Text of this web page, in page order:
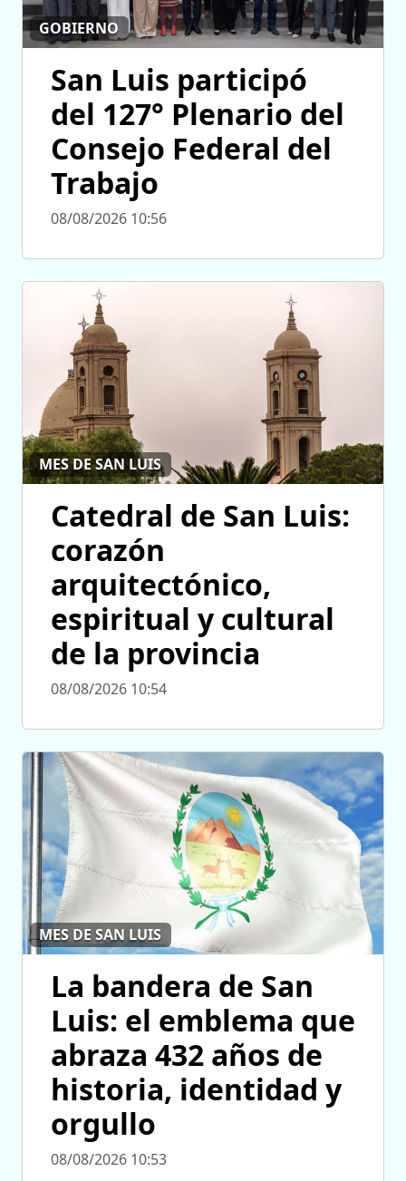
GOBIERNO
San Luis participó
del 127° Plenario del
Consejo Federal del
Trabajo
08/08/2026 10:56
MES DE SAN LUIS
Catedral de San Luis:
corazón
arquitectónico,
espiritual y cultural
de la provincia
08/08/2026 10:54
MES DE SAN LUIS
La bandera de San
Luis: el emblema que
abraza 432 años de
historia, identidad y
orgullo
08/08/2026 10:53